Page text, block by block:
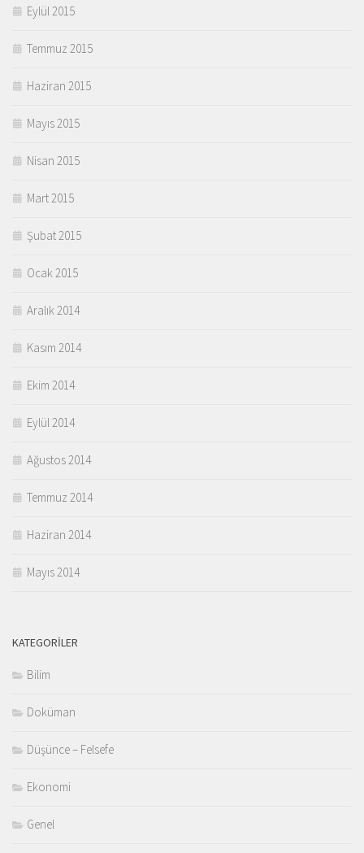
Eylül 2015
Temmuz 2015
Haziran 2015
Mayıs 2015
Nisan 2015
Mart 2015
Şubat 2015
Ocak 2015
Aralık 2014
Kasım 2014
Ekim 2014
Eylül 2014
Ağustos 2014
Temmuz 2014
Haziran 2014
Mayıs 2014
KATEGORILER
Bilim
Doküman
Düşünce – Felsefe
Ekonomi
Genel